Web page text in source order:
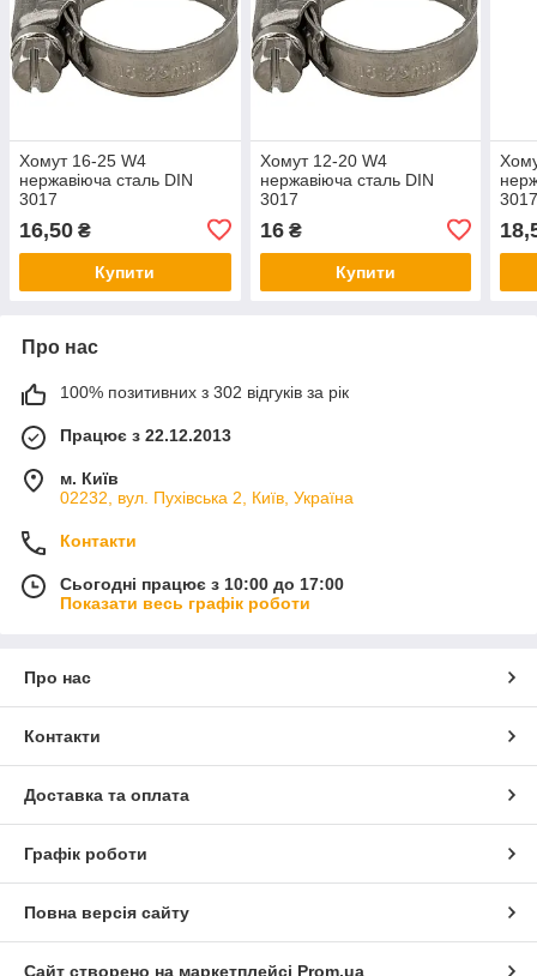
Хомут 16-25 W4
нержавіюча сталь DIN
3017
16,50 ₴
Купити
Хомут 12-20 W4
нержавіюча сталь DIN
3017
16₴
Купити
Про нас
100% позитивних з 302 відгуків за рік
Працює з 22.12.2013
м. Київ
02232, вул. Пухівська 2, Київ, Україна
Контакти
Сьогодні працює з 10:00 до 17:00
Показати весь графік роботи
Про нас
Контакти
Доставка та оплата
Графік роботи
Повна версія сайту
Сайт створено на маркетплейсі Prom.ua